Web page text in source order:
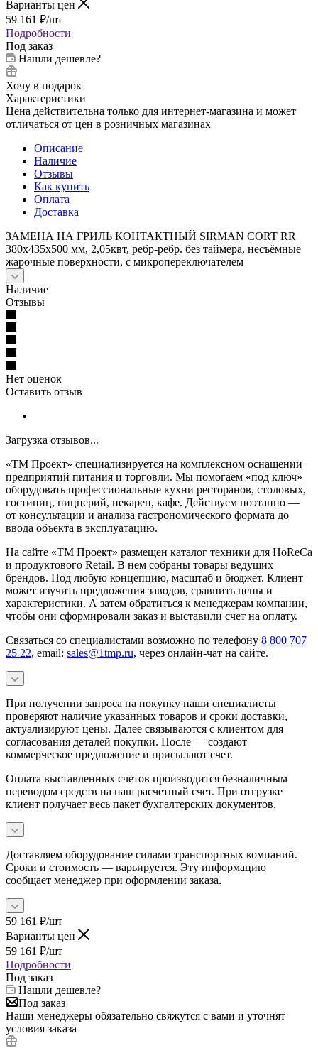
Варианты цен
59 161 ₽/шт
Подробности
Под заказ
Нашли дешевле?
Хочу в подарок
Характеристики
Цена действительна только для интернет-магазина и может
отличаться от цен в розничных магазинах
Описание
Наличие
Отзывы
Как купить
Оплата
Доставка
ЗАМЕНА НА ГРИЛЬ КОНТАКТНЫЙ SIRMAN CORT RR
380х435х500 мм, 2,05квт, ребр-ребр. без таймера, несъёмные
жарочные поверхности, с микропереключателем
Наличие
Отзывы
Нет оценок
Оставить отзыв
Загрузка отзывов...
«ТМ Проект» специализируется на комплексном оснащении
предприятий питания и торговли. Мы помогаем «под ключ»
оборудовать профессиональные кухни ресторанов, столовых,
гостиниц, пиццерий, пекарен, кафе. Действуем поэтапно —
от консультации и анализа гастрономического формата до
ввода объекта в эксплуатацию.
На сайте «ТМ Проект» размещен каталог техники для HoReCa
и продуктового Retail. В нем собраны товары ведущих
брендов. Под любую концепцию, масштаб и бюджет. Клиент
может изучить предложения заводов, сравнить цены и
характеристики. А затем обратиться к менеджерам компании,
чтобы они сформировали заказ и выставили счет на оплату.
Связаться со специалистами возможно по телефону 8 800 707
25 22, email: sales@1tmp.ru, через онлайн-чат на сайте.
При получении запроса на покупку наши специалисты
проверяют наличие указанных товаров и сроки доставки,
актуализируют цены. Далее связываются с клиентом для
согласования деталей покупки. После — создают
коммерческое предложение и присылают счет.
Оплата выставленных счетов производится безналичным
переводом средств на наш расчетный счет. При отгрузке
клиент получает весь пакет бухгалтерских документов.
Доставляем оборудование силами транспортных компаний.
Сроки и стоимость — варьируется. Эту информацию
сообщает менеджер при оформлении заказа.
59 161 ₽/шт
Варианты цен
59 161 ₽/шт
Подробности
Под заказ
Нашли дешевле?
Под заказ
Наши менеджеры обязательно свяжутся с вами и уточнят
условия заказа